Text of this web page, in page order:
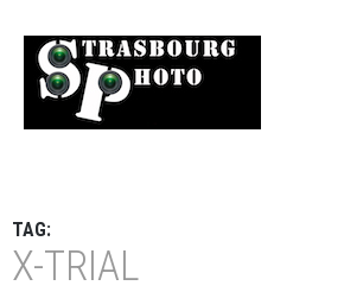
TAG:
X-TRIAL